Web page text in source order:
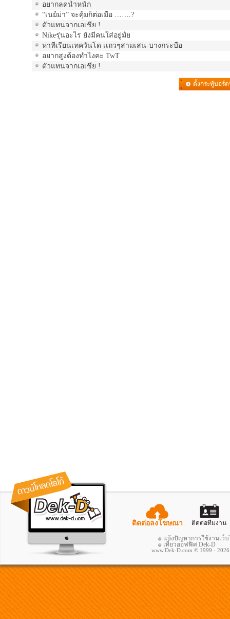
อยากลดน้ำหนัก
“เนย์ม่า” จะคุ้มก็ต่อเมื่อ …….?
ตัวแทนจากเอเชีย !
Nikeรุ่นอะไร ยังมีคนใส่อยู่มั้ย
หาที่เรียนเทควันโด เเถวๆสามเสน-บางกระบือ
อยากสูงต้องทำไงคะ TwT
ตัวแทนจากเอเชีย !
ตั้งกระทู้บอร์
ติดต่อลงโฆษณา ติดต่อทีมงาน
แจ้งปัญหาการใช้งานเว็
เที่ยวออฟฟิศ Dek-D
www.Dek-D.com © 1999 -